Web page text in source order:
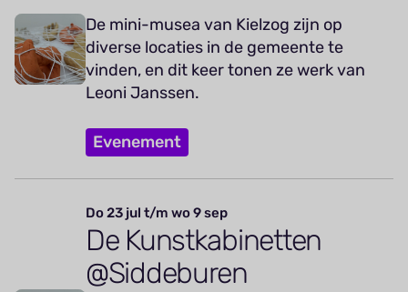
De mini-musea van Kielzog zijn op
diverse locaties in de gemeente te
vinden, en dit keer tonen ze werk van
Leoni Janssen.
Evenement
Do 23 jul t/m wo 9 sep
De Kunstkabinetten
@Siddeburen